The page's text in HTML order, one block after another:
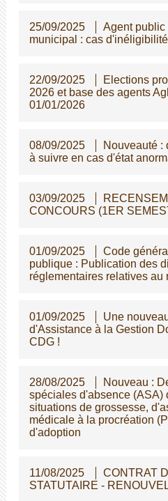
25/09/2025
Agent public
municipal : cas
22/09/2025
Elections
2026 et base des agents
01/01/2026
08/09/2025
Nouveauté :
à suivre en cas d'état
03/09/2025
CONCOURS (1ER
01/09/2025
Code
publique : Publication des
réglementaires relatives au
01/09/2025
Une
d'Assistance à la Gestion
CDG !
28/08/2025
Nouveau :
spéciales d'absence (ASA)
situations de grossesse,
médicale à la procréation
d'adoption
11/08/2025
CONTRAT
STATUTAIRE -